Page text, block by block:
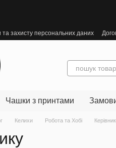
та захисту персональних даних
Чашки з принтами
Келихи Робота та Хобі